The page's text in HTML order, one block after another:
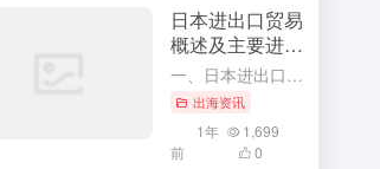
日本进出口贸易
概述及主要进出
口商品
一、日本进出口贸易概述 作为全球主要经济体之一，日本凭借其先进的技术水平、高效的工业体系以及开放的国际贸易政策，形成了丰富的国际贸易关系网络。日本在国际贸易领域有着极其重要的地位，不仅影响着周边国家甚...
出海资讯
1年
前
1,699
0